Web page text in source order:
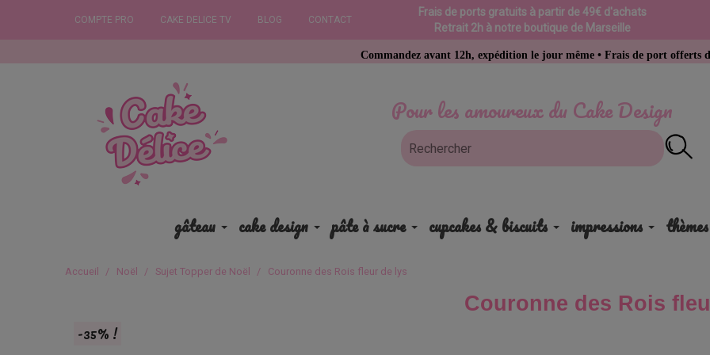
COMPTE PRO CAKE DELICE TV BLOG CONTACT
Frais de ports gratuits à partir de 49€ d'achats
Retrait 2h à notre boutique de Marseille
Pour les amoureux du Cake Design
Commandez avant 12h, expédition le jour même • Frais de port offerts dès 49 €
gâteau cake design pâte à sucre cupcakes & biscuits impressions thèmes
Accueil Noël Sujet Topper de Noël Couronne des Rois fleur de lys
-35% !
Couronne des Rois